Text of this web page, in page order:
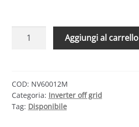
INVERTER
SINUSOIDALE
MODIFICATA
600W
Aggiungi al carrello
COD: NV60012M
Categoria: Inverter off grid
Tag: Disponibile